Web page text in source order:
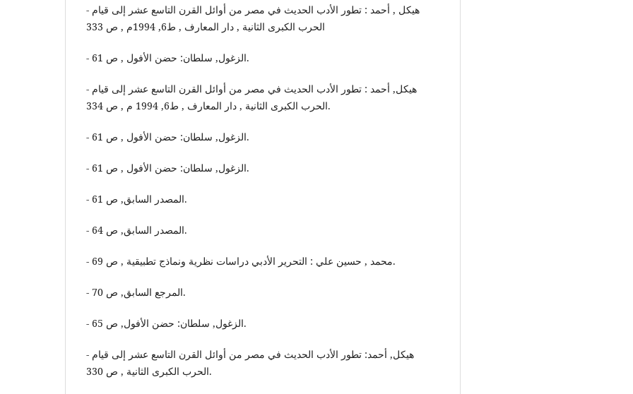
- هيكل , أحمد : تطور الأدب الحديث في مصر من أوائل القرن التاسع عشر إلى قيام
الحرب الكبرى الثانية , دار المعارف , ط6, 1994م , ص 333
- الزغول, سلطان: حضن الأفول , ص 61.
- هيكل, أحمد : تطور الأدب الحديث في مصر من أوائل القرن التاسع عشر إلى قيام
الحرب الكبرى الثانية , دار المعارف , ط6, 1994 م , ص 334.
- الزغول, سلطان: حضن الأفول , ص 61.
- الزغول, سلطان: حضن الأفول , ص 61.
- المصدر السابق, ص 61.
- المصدر السابق, ص 64.
- محمد , حسين علي : التحرير الأدبي دراسات نظرية ونماذج تطبيقية , ص 69.
- المرجع السابق, ص 70.
- الزغول, سلطان: حضن الأفول, ص 65.
- هيكل, أحمد: تطور الأدب الحديث في مصر من أوائل القرن التاسع عشر إلى قيام
الحرب الكبرى الثانية , ص 330.